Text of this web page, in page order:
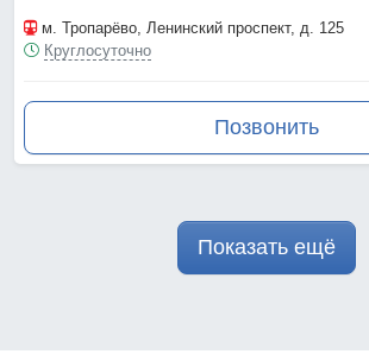
м. Тропарёво, Ленинский проспект, д. 125
Круглосуточно
Позвонить
Показать ещё